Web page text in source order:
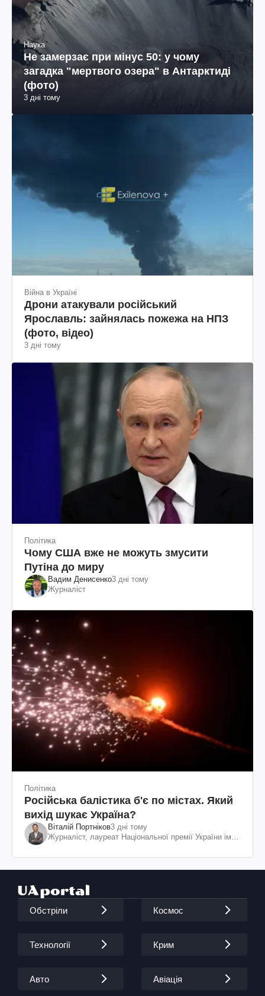
Наука
Не замерзає при мінус 50: у чому
загадка "мертвого озера" в Антарктиді
(фото)
3 дні тому
Війна в Україні
Дрони атакували російський
Ярославль: зайнялась пожежа на НПЗ
(фото, відео)
3 дні тому
Політика
Чому США вже не можуть змусити
Путіна до миру
Вадим Денисенко3 дні тому
Журналіст
Політика
Російська балістика б'є по містах. Який
вихід шукає Україна?
Віталій Портніков3 дні тому
Журналіст, лауреат Національної премії України ім.
Обстріли Космос
Технології Крим
Авто Авіація